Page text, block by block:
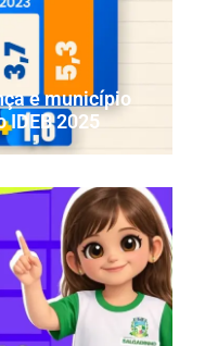
e município
IDEB 2025